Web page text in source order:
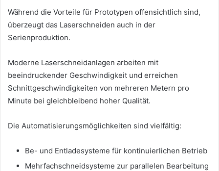
Während die Vorteile für Prototypen offensichtlich sind,
überzeugt das Laserschneiden auch in der
Serienproduktion.
Moderne Laserschneidanlagen arbeiten mit
beeindruckender Geschwindigkeit und erreichen
Schnittgeschwindigkeiten von mehreren Metern pro
Minute bei gleichbleibend hoher Qualität.
Die Automatisierungsmöglichkeiten sind vielfältig:
Be- und Entladesysteme für kontinuierlichen Betrieb
Mehrfachschneidsysteme zur parallelen Bearbeitung